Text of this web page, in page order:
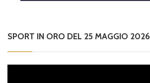
SPORT IN ORO DEL 25 MAGGIO 2026